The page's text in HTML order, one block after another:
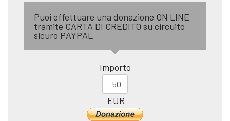
Puoi effettuare una donazione ON LINE
tramite CARTA DI CREDITO su circuito
sicuro PAYPAL
Importo
EUR